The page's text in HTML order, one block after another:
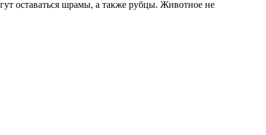
оставаться шрамы, а также рубцы. Животное не